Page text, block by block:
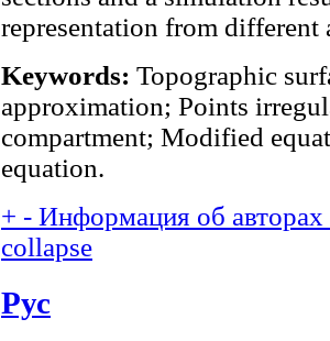
representation from different
Keywords: Topographic
approximation; Points
compartment; Modified
equation.
+ - Информация об
collapse
Рус